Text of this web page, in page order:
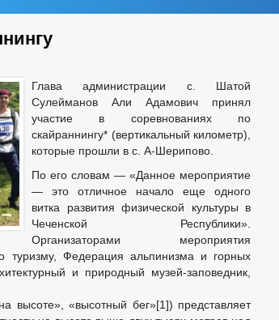
Глава администрации с. Шатой
Сулейманов Али Адамович принял
участие в соревнованиях по
скайраннингу* (вертикальный километр),
которые прошли в с. А-Шерипово.
По его словам — «Данное мероприятие
— это отличное начало еще одного
витка развития физической культуры в
Чеченской Республики».
Организаторами мероприятия
туризму, Федерация альпинизма и горных
и природный музей-заповедник,
высоте», «высотный бег»[1]) представляет